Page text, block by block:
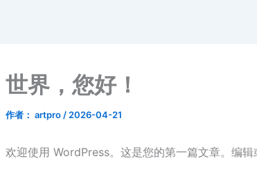
世界，您好！
作者： artpro / 2026-04-21
欢迎使用 WordPress。这是您的第一篇文章。编辑